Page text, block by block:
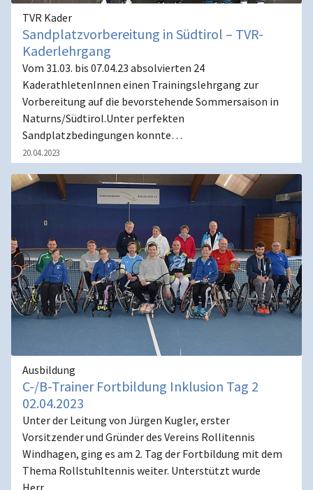
TVR Kader
Sandplatzvorbereitung in Südtirol – TVR-
Kaderlehrgang
Vom 31.03. bis 07.04.23 absolvierten 24
KaderathletenInnen einen Trainingslehrgang zur
Vorbereitung auf die bevorstehende Sommersaison in
Naturns/Südtirol.Unter perfekten
Sandplatzbedingungen konnte…
20.04.2023
Ausbildung
C-/B-Trainer Fortbildung Inklusion Tag 2
02.04.2023
Unter der Leitung von Jürgen Kugler, erster
Vorsitzender und Gründer des Vereins Rollitennis
Windhagen, ging es am 2. Tag der Fortbildung mit dem
Thema Rollstuhltennis weiter. Unterstützt wurde
Herr…